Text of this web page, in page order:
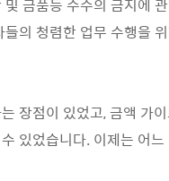
및 금품등 수수의 금지에
의 청렴한 업무 수행을
장점이 있었고, 금액 가
있었습니다. 이제는 어